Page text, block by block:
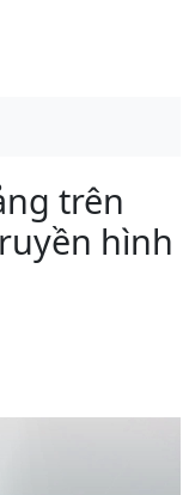
trên
hình